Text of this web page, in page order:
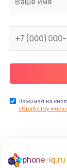
Нажимая на
обработку моих
phone-iq.ru